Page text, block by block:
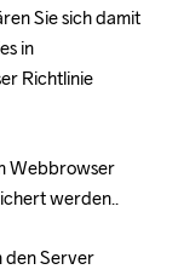
Sie sich damit
in
Richtlinie
Webbrowser
werden..
den Server